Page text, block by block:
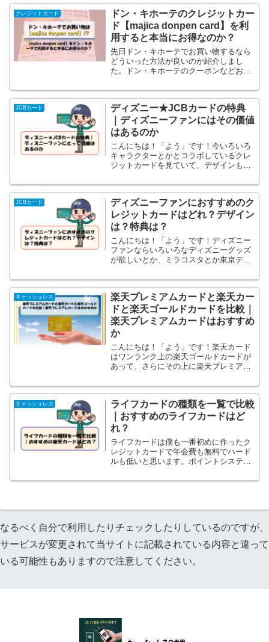
ドセレクト（ミッキーマウスデザイ
ン）・イオンカードセレクト（...
クレジットカード
ドン・キホーテのクレジットカー
ド【majica donpen card】を利
用すると本当にお得なのか？
先日ドン・キホーテでお買い物するなら
どういった方法が良いのか紹介しまし
た。ドン・キホーテのクーポンなどお得
majicaが必須か？その中でドン・キホー
テ独自の電子マネーの「majica」という
プリペイドカードが...
JCBカード
ディズニー★JCBカードの特典
｜ディズニーファンにはその価値
はあるのか
こんにちは！「よう」です！今いろいろ
キャラクターとかとコラボしているクレ
ジットカードを見ていて、デザインもい
るしそのキャラクターのファンの方には
とても魅力的なカードになっている場合
が多いです。そして、今回...
JCBカード
ディズニーファンにおすすめのク
レジットカードはどれ？デザイン
は？特典は？
こんにちは！「よう」です！ディズニー
ファンならいろいろなディズニーグッズ
が欲しいとか、ミラコスタとか東京ディ
とか、ディズニーの特別なイベントの日
に参加したいとかいろいろあると思いま
す。そういったときに実は...
キャッシュレス
楽天プレミアムカードと楽天カー
ドと楽天ゴールドカードを比較｜
楽天プレミアムカードはおすすめ
か
こんにちは！「よう」です！楽天カード
はワンランク上の楽天ゴールドカードが
あって、さらにその上に楽天プレミアム
こしいのですがゴールドカードの上がプ
レミアムカードなのでかなりグレードの
高いカードかと思われるか...
キャッシュレス
ライフカードの種類を一覧で比較
｜おすすめのライフカードはど
れ？
ライフカードは僕も一番初めに作ったク
レジットカードで年会費も無料でハード
ルも低いと思います。ポイントシステム
もお得になります。まあ初心者の方など
なるべく自分で利用したりチェックしたりしているのですが、
サービスが変更されて当サイトに記載されている内容と違って
いる可能性もありますので注意してください。